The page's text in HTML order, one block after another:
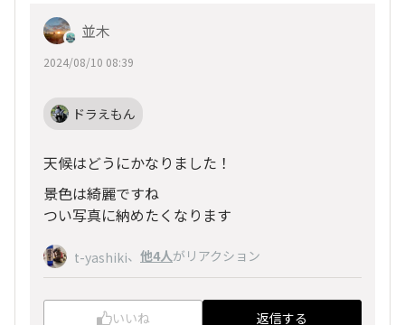
並木
2024/08/10 08:39
ドラえもん
天候はどうにかなりました！
景色は綺麗ですね
つい写真に納めたくなります
t-yashiki、 他4人がリアクション
いいね 返信する